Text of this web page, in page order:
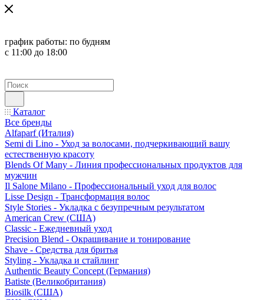
график работы: по будням
с 11:00 до 18:00
Каталог
Все бренды
Alfaparf (Италия)
Semi di Lino - Уход за волосами, подчеркивающий вашу
естественную красоту
Blends Of Many - Линия профессиональных продуктов для
мужчин
Il Salone Milano - Профессиональный уход для волос
Lisse Design - Трансформация волос
Style Stories - Укладка с безупречным результатом
American Crew (США)
Classic - Ежедневный уход
Precision Blend - Окрашивание и тонирование
Shave - Средства для бритья
Styling - Укладка и стайлинг
Authentic Beauty Concept (Германия)
Batiste (Великобритания)
Biosilk (США)